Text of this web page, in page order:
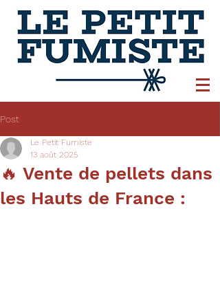
Post
🔥 Vente de pellets dans
les Hauts de France :
Le Petit Fumiste
13 août 2025